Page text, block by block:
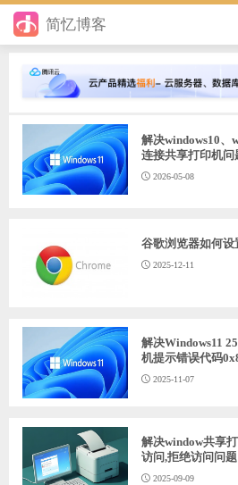
简忆博客
首页
前端
手册
其它
优秀个人博客
省钱帮
解决windows10、
连接共享打印机问
2026-05-08
谷歌浏览器如何
2025-12-11
解决Windows11
机提示错误代码
文件夹
2025-11-07
解决window共享
访问,拒绝访问问题
2025-09-09